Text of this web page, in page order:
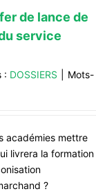
de lance de
service
: DOSSIERS
Mots-
académies mettre
livrera la formation
?